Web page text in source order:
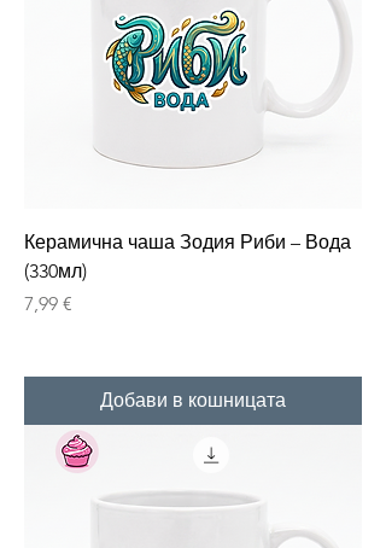
Керамична чаша Зодия Риби – Вода
(330мл)
Цена
7,99 €
Добави в кошницата